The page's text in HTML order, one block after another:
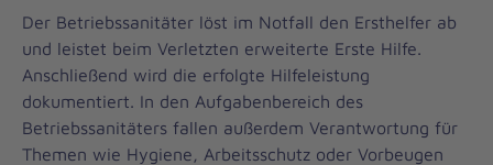
Der Betriebssanitäter löst im Notfall den Ersthelfer ab
und leistet beim Verletzten erweiterte Erste Hilfe.
Anschließend wird die erfolgte Hilfeleistung
dokumentiert. In den Aufgabenbereich des
Betriebssanitäters fallen außerdem Verantwortung für
Themen wie Hygiene, Arbeitsschutz oder Vorbeugen